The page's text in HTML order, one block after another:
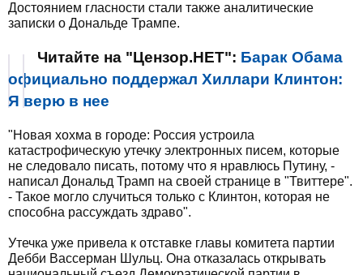
Достоянием гласности стали также аналитические
записки о Дональде Трампе.
Читайте на "Цензор.НЕТ": Барак Обама
официально поддержал Хиллари Клинтон:
Я верю в нее
"Новая хохма в городе: Россия устроила
катастрофическую утечку электронных писем, которые
не следовало писать, потому что я нравлюсь Путину, -
написал Дональд Трамп на своей странице в "Твиттере".
- Такое могло случиться только с Клинтон, которая не
способна рассуждать здраво".
Утечка уже привела к отставке главы комитета партии
Дебби Вассерман Шульц. Она отказалась открывать